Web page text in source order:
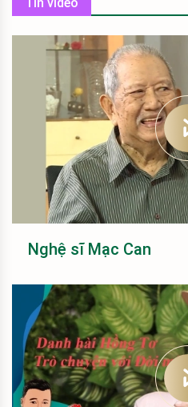
Nghệ sĩ Mạc Can